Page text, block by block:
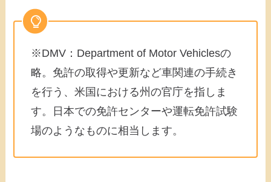
※DMV：Department of Motor Vehiclesの
略。免許の取得や更新など車関連の手続き
を行う、米国における州の官庁を指しま
す。日本での免許センターや運転免許試験
場のようなものに相当します。